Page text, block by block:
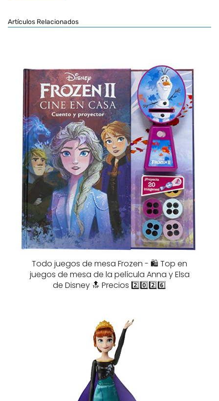
Artículos Relacionados
Todo juegos de mesa Frozen - 🛍️ Top en
juegos de mesa de la película Anna y Elsa
de Disney 🔝 Precios 2️⃣0️⃣2️⃣6️⃣